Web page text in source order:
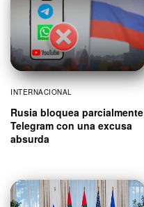
INTERNACIONAL
Rusia bloquea parcialmente
Telegram con una excusa
absurda